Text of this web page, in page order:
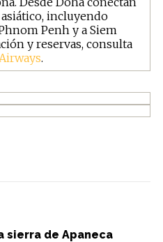
incluyendo
Penh y a Siem
y reservas, consulta
.
sierra de Apaneca